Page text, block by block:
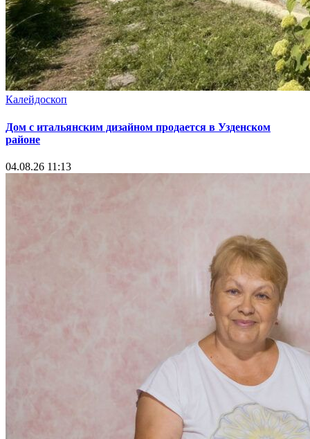
Калейдоскоп
Дом с итальянским дизайном продается в Узденском
районе
04.08.26 11:13